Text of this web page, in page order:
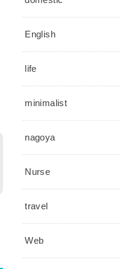
English
life
minimalist
nagoya
Nurse
travel
Web